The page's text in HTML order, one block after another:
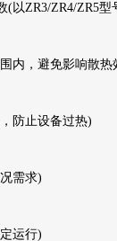
(以ZR3/ZR4/ZR5型
内，避免影响散热
防止设备过热)
需求)
运行)